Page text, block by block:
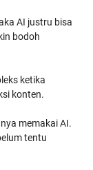
AI justru bisa
bodoh
ketika
konten.
memakai AI.
tentu